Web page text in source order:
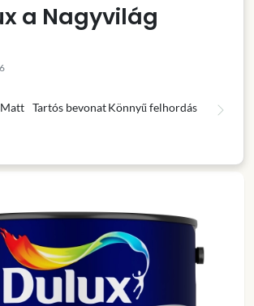
a Nagyvilág
Matt Tartós bevonatKönnyű felhordás